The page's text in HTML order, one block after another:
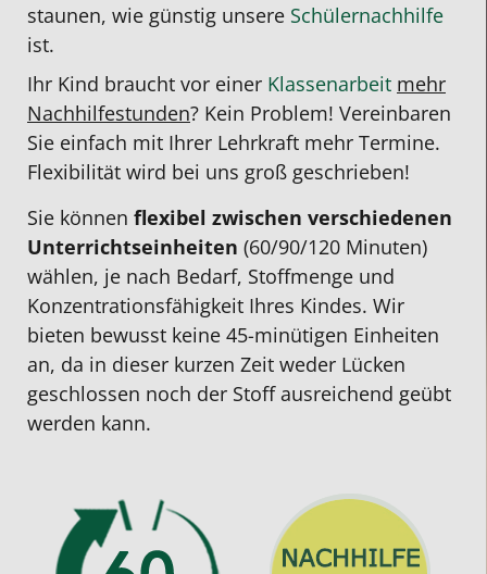
staunen, wie günstig unsere Schülernachhilfe
ist.
Ihr Kind braucht vor einer Klassenarbeit mehr
Nachhilfestunden? Kein Problem! Vereinbaren
Sie einfach mit Ihrer Lehrkraft mehr Termine.
Flexibilität wird bei uns groß geschrieben!
Sie können flexibel zwischen verschiedenen
Unterrichts­einheiten (60/90/120 Minuten)
wählen, je nach Bedarf, Stoffmenge und
Konzentrationsfähigkeit Ihres Kindes. Wir
bieten bewusst keine 45-minütigen Einheiten
an, da in dieser kurzen Zeit weder Lücken
geschlossen noch der Stoff ausreichend geübt
werden kann.